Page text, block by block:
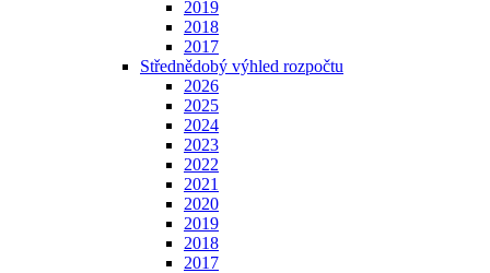
2019
2018
2017
Střednědobý výhled rozpočtu
2026
2025
2024
2023
2022
2021
2020
2019
2018
2017